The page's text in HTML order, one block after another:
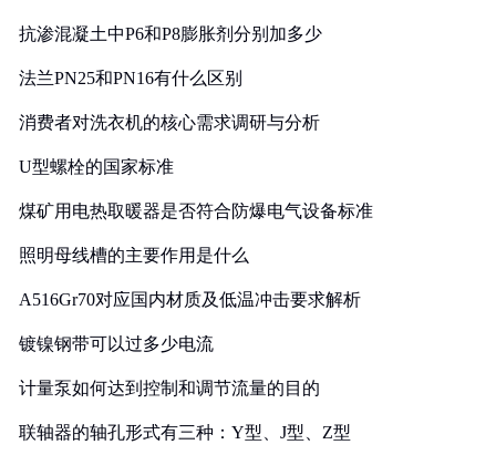
抗渗混凝土中P6和P8膨胀剂分别加多少
法兰PN25和PN16有什么区别
消费者对洗衣机的核心需求调研与分析
U型螺栓的国家标准
煤矿用电热取暖器是否符合防爆电气设备标准
照明母线槽的主要作用是什么
A516Gr70对应国内材质及低温冲击要求解析
镀镍钢带可以过多少电流
计量泵如何达到控制和调节流量的目的
联轴器的轴孔形式有三种：Y型、J型、Z型